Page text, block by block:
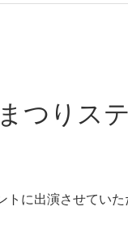
つりス
に出演させていた